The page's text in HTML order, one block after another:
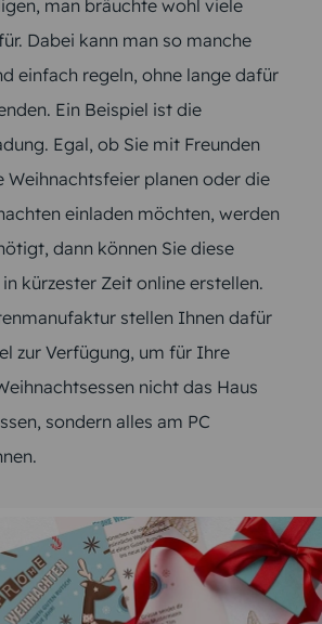
man bräuchte wohl viele
Dabei kann man so manche
einfach regeln, ohne lange dafür
Ein Beispiel ist die
Egal, ob Sie mit Freunden
Weihnachtsfeier planen oder die
einladen möchten, werden
dann können Sie diese
kürzester Zeit online erstellen.
stellen Ihnen dafür
zur Verfügung, um für Ihre
nicht das Haus
sondern alles am PC